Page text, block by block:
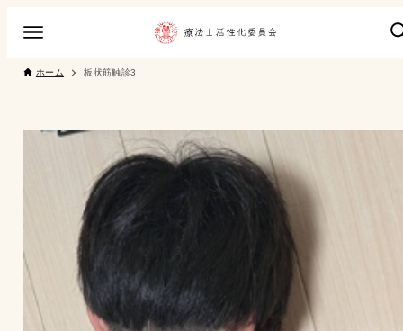
ホーム 板状筋触診3